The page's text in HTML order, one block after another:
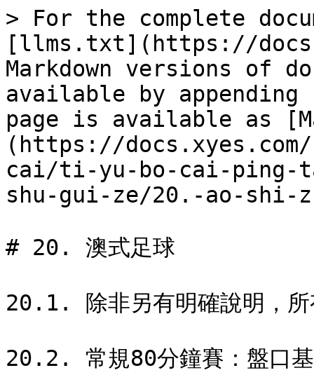
> For the complete
[llms.txt](https://
Markdown versions of
available by
page is available as
(https://
cai/ti-yu-bo-cai-ping-
shu-gui-ze/20.-ao-shi-
# 20. 澳式足球
20.1. 除非另有明確說明，所
20.2. 常規80分鐘賽：盤口基